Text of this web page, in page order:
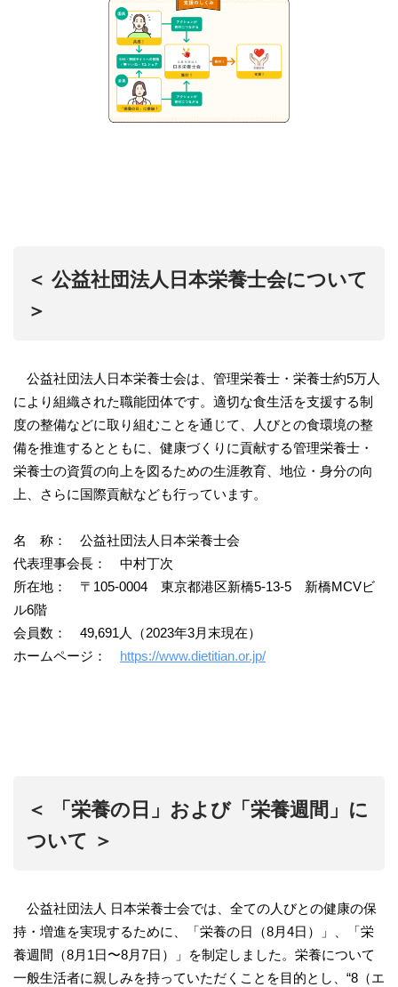
＜ 公益社団法人日本栄養士会について
＞
公益社団法人日本栄養士会は、管理栄養士・栄養士約5万人
により組織された職能団体です。適切な食生活を支援する制
度の整備などに取り組むことを通じて、人びとの食環境の整
備を推進するとともに、健康づくりに貢献する管理栄養士・
栄養士の資質の向上を図るための生涯教育、地位・身分の向
上、さらに国際貢献なども行っています。
名 称： 公益社団法人日本栄養士会
代表理事会長： 中村丁次
所在地： 〒105-0004 東京都港区新橋5-13-5 新橋MCVビ
ル6階
会員数： 49,691人（2023年3月末現在）
ホームページ： https://www.dietitian.or.jp/
＜ 「栄養の日」および「栄養週間」に
ついて ＞
公益社団法人 日本栄養士会では、全ての人びとの健康の保
持・増進を実現するために、「栄養の日（8月4日）」、「栄
養週間（8月1日〜8月7日）」を制定しました。栄養について
一般生活者に親しみを持っていただくことを目的とし、“8（エ